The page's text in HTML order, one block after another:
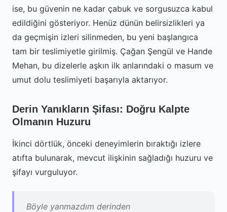
ise, bu güvenin ne kadar çabuk ve sorgusuzca kabul
edildiğini gösteriyor. Henüz dünün belirsizlikleri ya
da geçmişin izleri silinmeden, bu yeni başlangıca
tam bir teslimiyetle girilmiş. Çağan Şengül ve Hande
Mehan, bu dizelerle aşkın ilk anlarındaki o masum ve
umut dolu teslimiyeti başarıyla aktarıyor.
Derin Yanıkların Şifası: Doğru Kalpte
Olmanın Huzuru
İkinci dörtlük, önceki deneyimlerin bıraktığı izlere
atıfta bulunarak, mevcut ilişkinin sağladığı huzuru ve
şifayı vurguluyor.
Böyle yanmazdım derinden